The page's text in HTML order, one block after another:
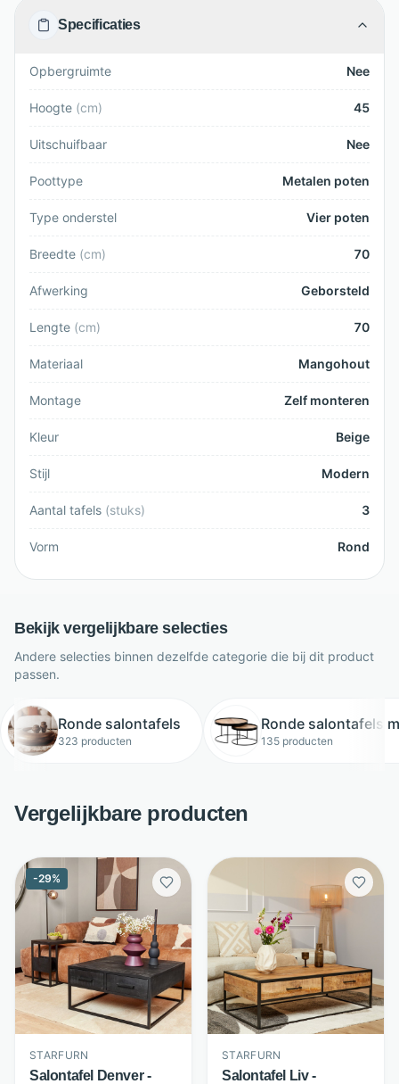
Specificaties
Opbergruimte Nee
Hoogte (cm) 45
Uitschuifbaar Nee
Poottype Metalen poten
Type onderstel Vier poten
Breedte (cm) 70
Afwerking Geborsteld
Lengte (cm) 70
Materiaal Mangohout
Montage Zelf monteren
Kleur Beige
Stijl Modern
Aantal tafels (stuks) 3
Vorm Rond
Bekijk vergelijkbare selecties
Andere selecties binnen dezelfde categorie die bij dit product
passen.
Ronde salontafels
323 producten
Ronde salontafels
135 producten
Vergelijkbare producten
-29%
STARFURN
Salontafel Denver -
STARFURN
Salontafel Liv -